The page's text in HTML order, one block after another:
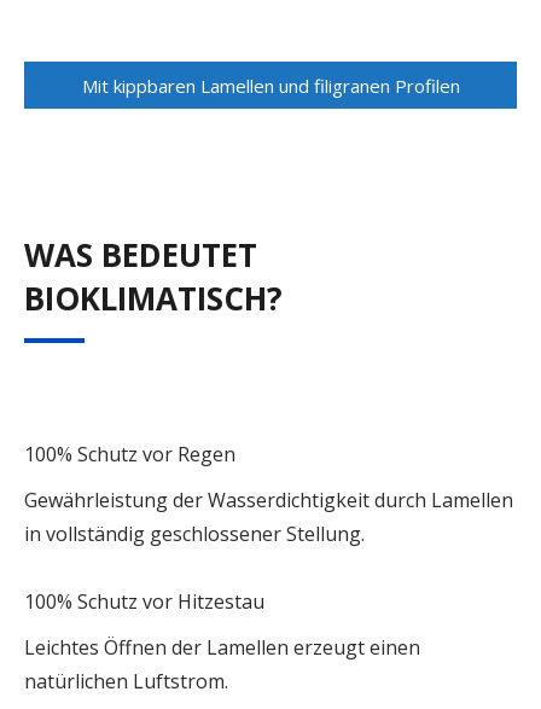
Mit kippbaren Lamellen und filigranen Profilen
WAS BEDEUTET
BIOKLIMATISCH?
100% Schutz vor Regen
Gewährleistung der Wasserdichtigkeit durch Lamellen
in vollständig geschlossener Stellung.
100% Schutz vor Hitzestau
Leichtes Öffnen der Lamellen erzeugt einen
natürlichen Luftstrom.